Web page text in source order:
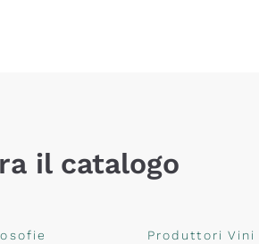
il catalogo
Produttori Vini